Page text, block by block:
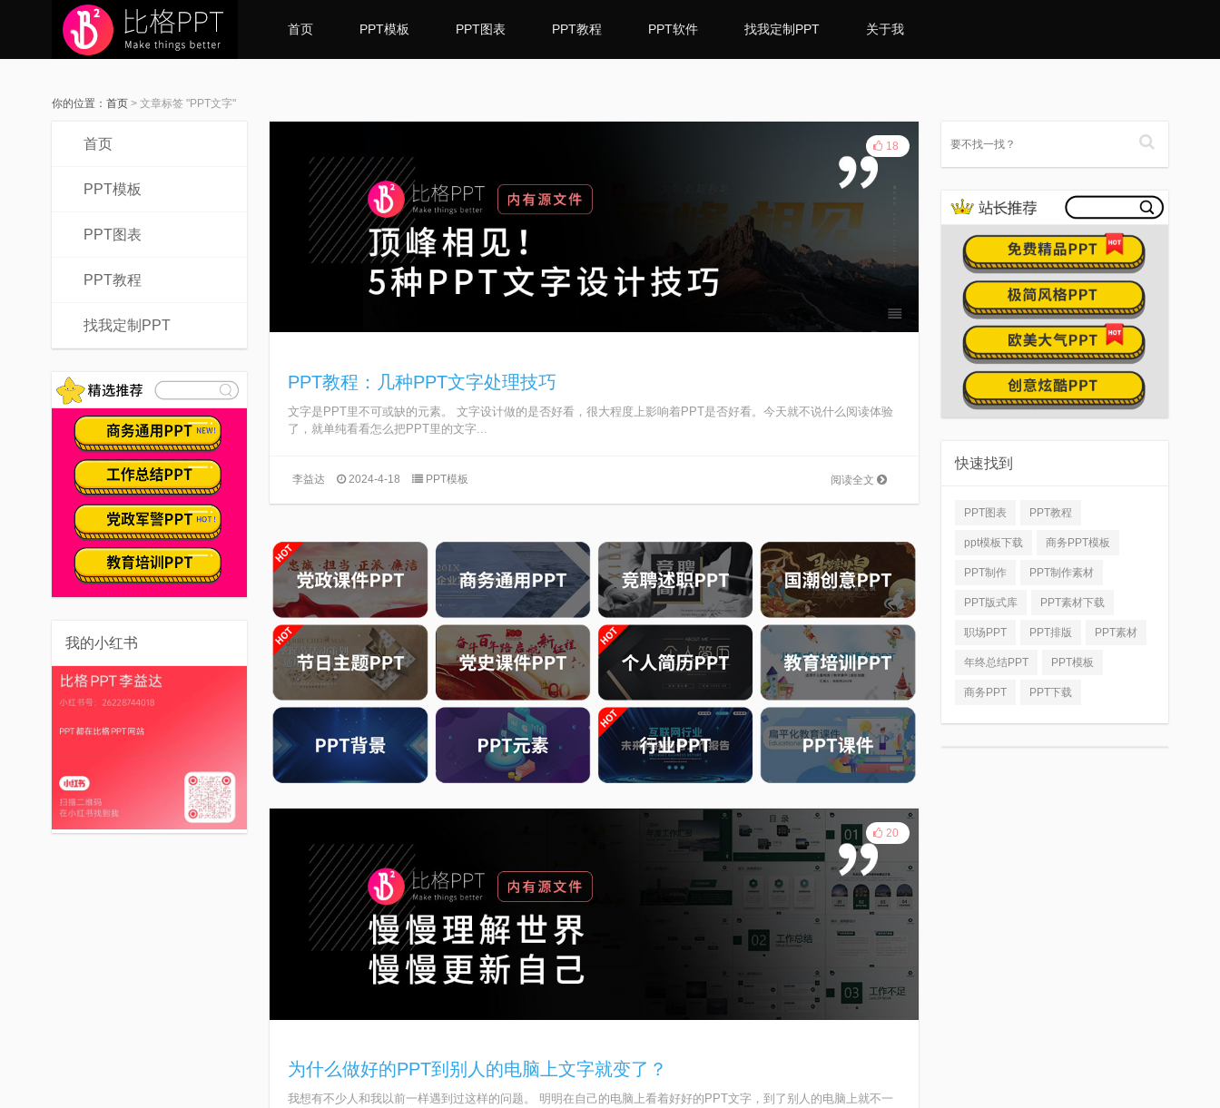
首页 PPT模板 PPT图表 PPT教程 PPT软件 找我定制PPT 关于我
你的位置： 首页 > 文章标签 "PPT文字"
首页
PPT模板
PPT图表
PPT教程
找我定制PPT
我的小红书
18
PPT教程：几种PPT文字处理技巧
文字是PPT里不可或缺的元素。 文字设计做的是否好看，很大程度上影响着PPT是否好看。今天就不说什么阅读体验
了，就单纯看看怎么把PPT里的文字...
阅读全文
李益达 2024-4-18 PPT模板
20
为什么做好的PPT到别人的电脑上文字就变了？
我想有不少人和我以前一样遇到过这样的问题。 明明在自己的电脑上看着好好的PPT文字，到了别人的电脑上就不一
快速找到
PPT图表 PPT教程
ppt模板下载 商务PPT模板
PPT制作 PPT制作素材
PPT版式库 PPT素材下载
职场PPT PPT排版 PPT素材
年终总结PPT PPT模板
商务PPT PPT下载